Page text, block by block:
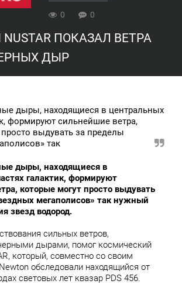
0 0
ПОКАЗАЛ ВЕТРА
ДЫР
дыры, находящиеся в центральных
формируют сильнейшие ветра,
выдувать за пределы
так
дыры, находящиеся в
галактик, формируют
которые могут просто выдувать
мегаполисов» так нужный
звезд водород.
сильных ветров,
дырами, помог космический
который, совместно со своим
обследовали находящийся от
световых лет квазар PDS 456.